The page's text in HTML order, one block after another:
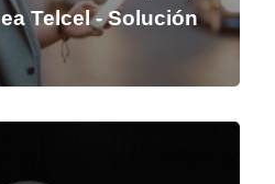
Telcel - Solución